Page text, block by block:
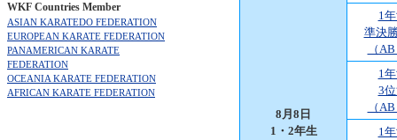
WKF Countries Member
ASIAN KARATEDO FEDERATION
EUROPEAN KARATE FEDERATION
PANAMERICAN KARATE
FEDERATION
OCEANIA KARATE FEDERATION
AFRICAN KARATE FEDERATION
8月8日
1・2年生
1
準決
（
1
3
（
1